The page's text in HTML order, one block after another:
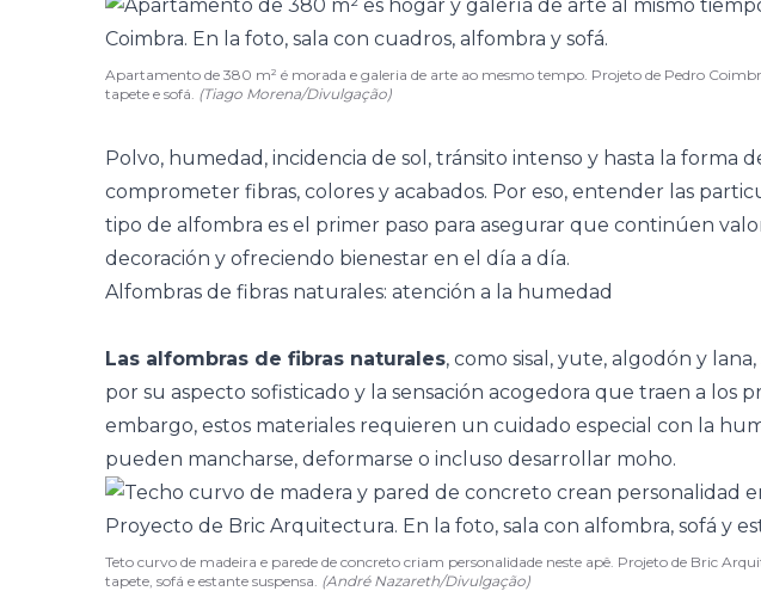
Apartamento de 380 m² é morada e galeria de arte ao mesmo tempo. Projeto de Pedro
tapete e sofá. (Tiago Morena/Divulgação)
Polvo, humedad, incidencia de sol, tránsito intenso y hasta la forma
comprometer fibras, colores y acabados. Por eso, entender las
tipo de alfombra es el primer paso para asegurar que continúen
decoración y ofreciendo bienestar en el día a día.
Alfombras de fibras naturales: atención a la humedad
Las alfombras de fibras naturales, como sisal, yute, algodón y
por su aspecto sofisticado y la sensación acogedora que traen a los
embargo, estos materiales requieren un cuidado especial con la
pueden mancharse, deformarse o incluso desarrollar moho.
Teto curvo de madeira e parede de concreto criam personalidade neste apê. Projeto de Bric
tapete, sofá e estante suspensa. (André Nazareth/Divulgação)